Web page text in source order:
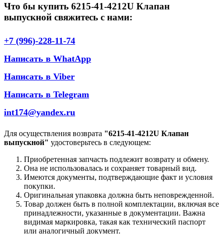
Что бы купить 6215-41-4212U Клапан
выпускной свяжитесь с нами:
+7 (996)-228-11-74
Написать в WhatApp
Написать в Viber
Написать в Telegram
int174@yandex.ru
Для осуществления возврата "6215-41-4212U Клапан
выпускной" удостоверьтесь в следующем:
Приобретенная запчасть подлежит возврату и обмену.
Она не использовалась и сохраняет товарный вид.
Имеются документы, подтверждающие факт и условия
покупки.
Оригинальная упаковка должна быть неповрежденной.
Товар должен быть в полной комплектации, включая все
принадлежности, указанные в документации. Важна
видимая маркировка, такая как технический паспорт
или аналогичный документ.